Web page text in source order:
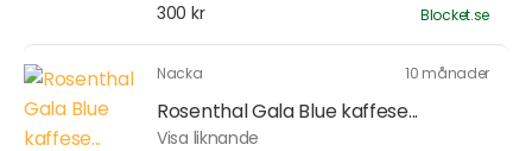
300 kr
Blocket.se
Nacka 10 månader
Rosenthal Gala Blue kaffese...
Visa liknande